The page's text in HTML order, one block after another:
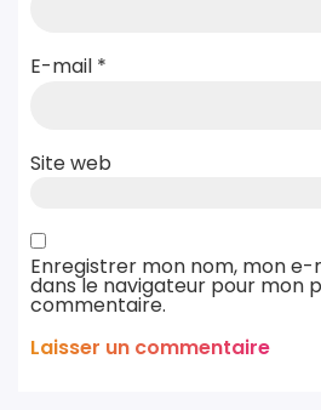
E-mail *
Site web
Enregistrer mon nom, mon
dans le navigateur pour mon
commentaire.